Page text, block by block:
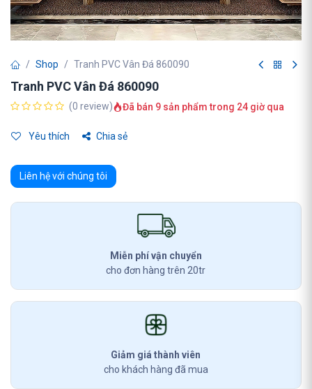
Shop Tranh PVC Vân Đá 860090
Tranh PVC Vân Đá 860090
(0 review) Đã bán 9 sản phẩm trong 24 giờ qua
Yêu thích Chia sẻ
Liên hệ với chúng tôi
Miễn phí vận chuyển
cho đơn hàng trên 20tr
Giảm giá thành viên
cho khách hàng đã mua